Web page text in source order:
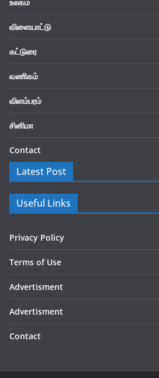
விளையாட்டு
கட்டுரை
வணிகம்
விளம்பரம்
சினிமா
Contact
Latest Post
Useful Links
Privacy Policy
Terms of Use
Advertisment
Advertisment
Contact